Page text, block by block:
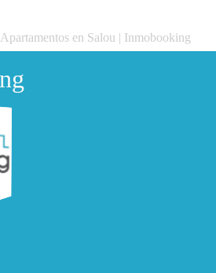
en Salou | Inmobooking